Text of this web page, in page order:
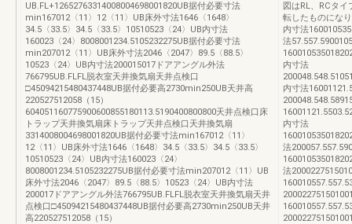
UB.FL+12652763314008004698001820UB据付必要寸法
min167012〈11〉12〈11〉UB床外寸法1646〈1648〉
34.5〈33.5〉34.5〈33.5〉10510523〈24〉UB内寸法
160023〈24〉8008001234.5105232275UB据付必要寸法
min207012〈11〉UB床外寸法2046〈2047〉89.5〈88.5〉
10523〈24〉UB内寸法200015017ドアアングル外法
766795UB.FLFL脱衣室天井換気扇天井点検口
□45094215480437448UB据付必要高2730min250UB天井高
220527512058（15）
604051160775900600855180113.5190400800800天井点検口床
トラップ天井換気扇床トラップ天井点検口天井換気扇
3314008004698001820UB据付必要寸法min167012〈11〉
12〈11〉UB床外寸法1646〈1648〉34.5〈33.5〉34.5〈33.5〉
10510523〈24〉UB内寸法160023〈24〉
8008001234.5105232275UB据付必要寸法min207012〈11〉UB
床外寸法2046〈2047〉89.5〈88.5〉10523〈24〉UB内寸法
200017ドアアングル外法766795UB.FLFL脱衣室天井換気扇天井
点検口□45094215480437448UB据付必要高2730min250UB天井
高220527512058（15）
図はRL、RCタ
転したものにな
内寸法
法
内寸法
内寸法
内寸法
法
法